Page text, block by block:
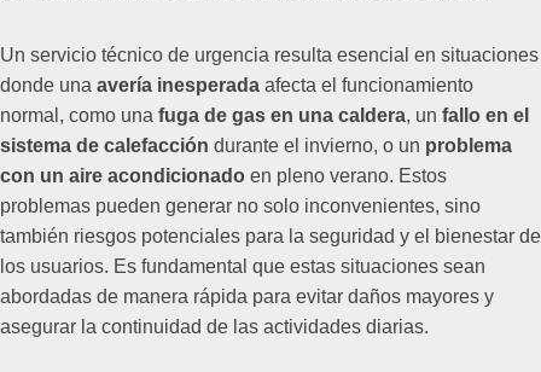
Un servicio técnico de urgencia resulta esencial en situaciones
donde una avería inesperada afecta el funcionamiento
normal, como una fuga de gas en una caldera, un fallo en el
sistema de calefacción durante el invierno, o un problema
con un aire acondicionado en pleno verano. Estos
problemas pueden generar no solo inconvenientes, sino
también riesgos potenciales para la seguridad y el bienestar de
los usuarios. Es fundamental que estas situaciones sean
abordadas de manera rápida para evitar daños mayores y
asegurar la continuidad de las actividades diarias.